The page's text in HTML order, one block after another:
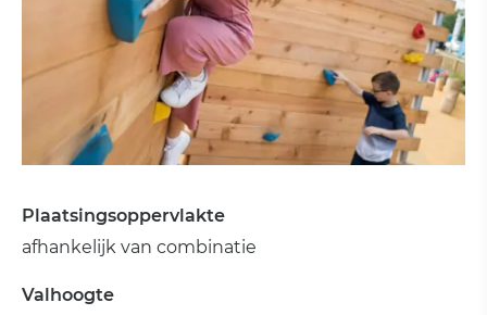
Plaatsingsoppervlakte
afhankelijk van combinatie
Valhoogte